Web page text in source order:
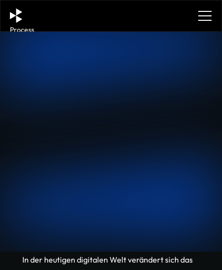
Process
In der heutigen digitalen Welt verändert sich das